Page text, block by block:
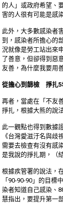
的人」或政府希望、
害的人很有可能是感
此外，大多數感染者
到，感染者所擔心的
況就像是勞工站出來
了善意，但卻得到惡
友善，為什麼我要用
從擔心到篩檢 掙扎5
再者，當處在「不友
掙扎，根據大熊的說
此一觀點也得到數據
《台灣愛滋汙名與歧
需要去檢查有沒有感
是我說的掙扎期，（
根據疾管署的說法，
「90-90-90」的目標
染者知道自己感染、
慧指出，要提升第一